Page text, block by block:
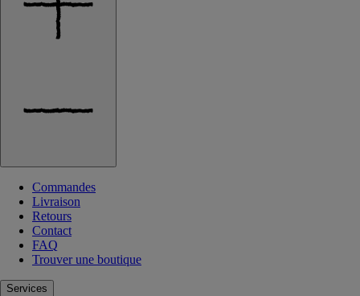
Commandes
Livraison
Retours
Contact
FAQ
Trouver une boutique
Services